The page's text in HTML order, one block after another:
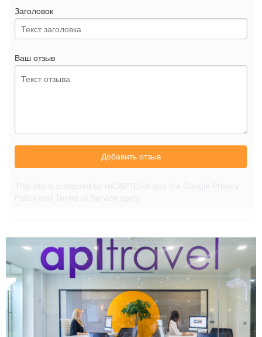
Заголовок
Ваш отзыв
Добавить отзыв